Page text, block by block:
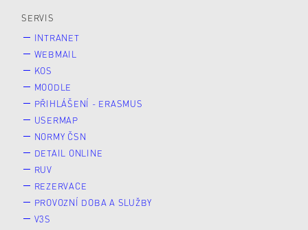
SERVIS
INTRANET
WEBMAIL
KOS
MOODLE
PŘIHLÁŠENÍ - ERASMUS
USERMAP
NORMY ČSN
DETAIL ONLINE
RUV
REZERVACE
PROVOZNÍ DOBA A SLUŽBY
V3S